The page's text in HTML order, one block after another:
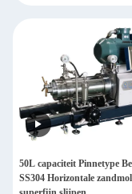
50L capaciteit Pinnetype
SS304 Horizontale